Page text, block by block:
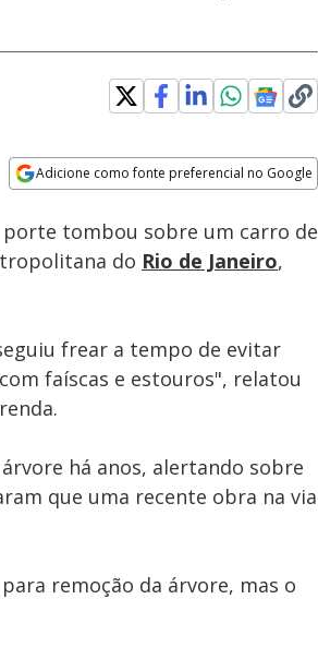
Adicione como fonte preferencial no Google
Velocidade
porte tombou sobre um carro de
do Rio de Janeiro,
frear a tempo de evitar
faíscas e estouros", relatou
há anos, alertando sobre
que uma recente obra na via
remoção da árvore, mas o